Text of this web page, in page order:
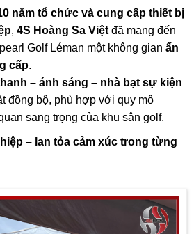
năm tổ chức và cung cấp thiết bị
, 4S Hoàng Sa Việt đã mang đến
Golf Léman một không gian ấn
cấp.
– ánh sáng – nhà bạt sự kiện
đồng bộ, phù hợp với quy mô
sang trọng của khu sân golf.
– lan tỏa cảm xúc trong từng